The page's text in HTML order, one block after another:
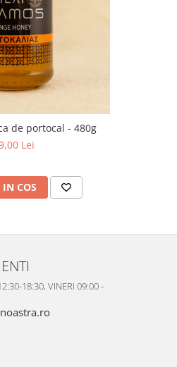
de portocal - 480g
Lei
COS
18:30, VINERI 09:00 -